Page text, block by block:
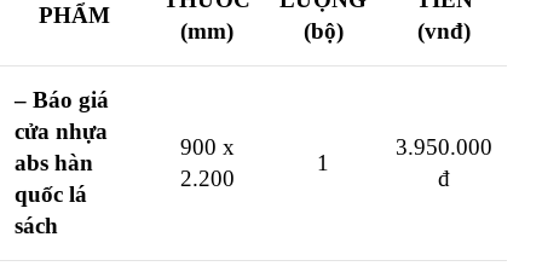
PHẨM
(mm)
(bộ)
(vnđ)
– Báo giá
cửa nhựa
abs hàn
quốc lá
sách
900 x
2.200
1
3.950.000
đ